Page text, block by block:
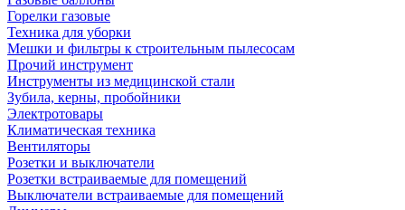
Горелки газовые
Техника для уборки
Мешки и фильтры к строительным пылесосам
Прочий инструмент
Инструменты из медицинской стали
Зубила, керны, пробойники
Электротовары
Климатическая техника
Вентиляторы
Розетки и выключатели
Розетки встраиваемые для помещений
Выключатели встраиваемые для помещений